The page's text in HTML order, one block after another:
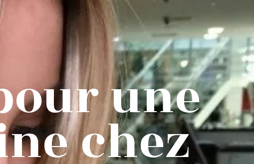
une
chez